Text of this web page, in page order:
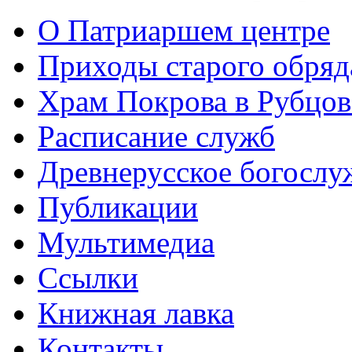
О Патриаршем центре
Приходы старого
Храм Покрова в
Расписание служб
Древнерусское
Публикации
Мультимедиа
Ссылки
Книжная лавка